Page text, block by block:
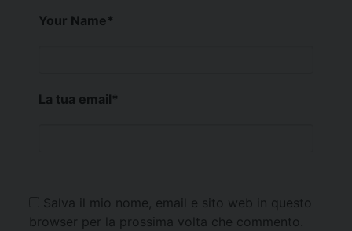
Your Name*
La tua email*
Salva il mio nome, email e sito web in questo
browser per la prossima volta che commento.